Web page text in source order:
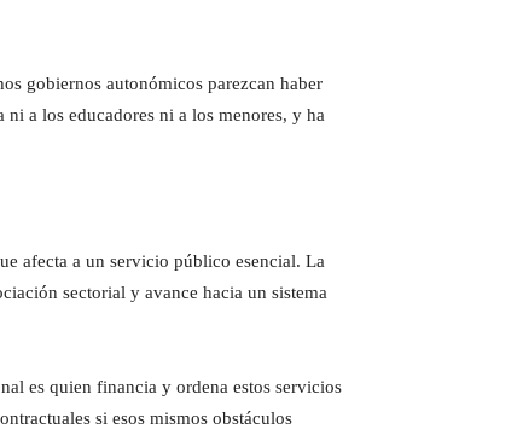
gobiernos autonómicos parezcan haber
a los educadores ni a los menores, y ha
afecta a un servicio público esencial. La
sectorial y avance hacia un sistema
es quien financia y ordena estos servicios
si esos mismos obstáculos